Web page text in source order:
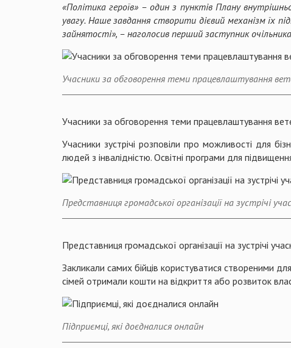
«Політика героїв» – один з пунктів Плану
увагу. Наше завдання створити дієвий механізм їх
зайнятості», – наголосив перший заступник
Учасники за обговорення теми працевлаштування
Учасники за обговорення теми працевлаштування
Учасники зустрічі розповіли про можливості для
людей з інвалідністю. Освітні програми для
Представниця громадської організації на зустрічі
Представниця громадської організації на зустрічі
Закликали самих бійців користуватися створеними
сімей отримали кошти на відкриття або розвиток
Підприємці, які доєдналися онлайн